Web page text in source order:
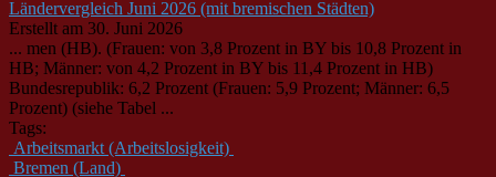
Ländervergleich Juni 2026 (mit bremischen Städten)
Erstellt am 30. Juni 2026
... men (HB). (Frauen: von 3,8 Prozent in BY bis 10,8 Prozent in
HB; Männer: von 4,2 Prozent in BY bis 11,4 Prozent in HB)
Bundesrepublik: 6,2 Prozent (Frauen: 5,9 Prozent; Männer: 6,5
Prozent) (siehe Tabel ...
Tags:
Arbeitsmarkt (Arbeitslosigkeit)
Bremen (Land)